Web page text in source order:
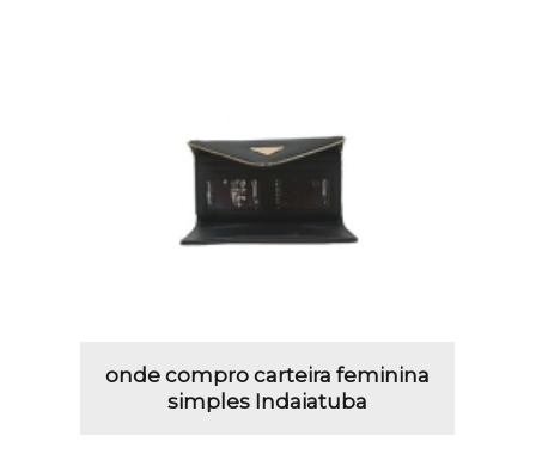
onde compro carteira feminina
simples Indaiatuba